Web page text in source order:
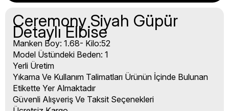
Ceremony Siyah Güpür
Detaylı Elbise
Manken Boy: 1.68- Kilo:52
Model Üstündeki Beden: 1
Yerli Üretim
Yıkama Ve Kullanım Talimatları Ürünün İçinde Bulunan
Etikette Yer Almaktadır
Güvenli Alışveriş Ve Taksit Seçenekleri